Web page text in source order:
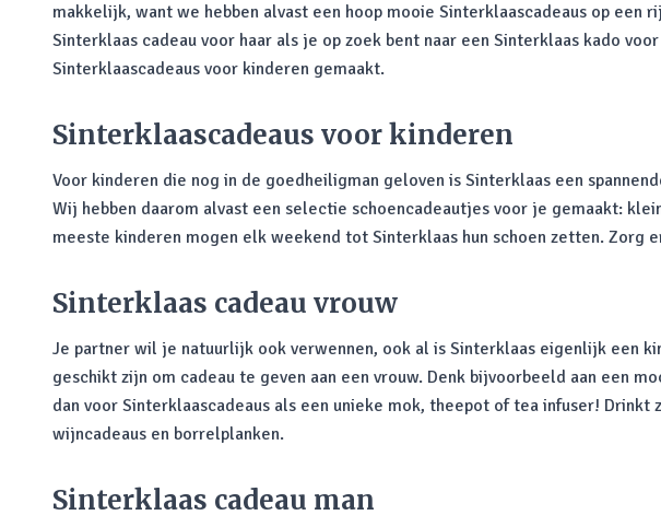
makkelijk, want we hebben alvast een hoop mooie Sinterklaascadeaus op een
Sinterklaas cadeau voor haar als je op zoek bent naar een Sinterklaas kado
Sinterklaascadeaus voor kinderen gemaakt.
Sinterklaascadeaus voor kinderen
Voor kinderen die nog in de goedheiligman geloven is Sinterklaas een
Wij hebben daarom alvast een selectie schoencadeautjes voor je gemaakt:
meeste kinderen mogen elk weekend tot Sinterklaas hun schoen zetten. Zorg
Sinterklaas cadeau vrouw
Je partner wil je natuurlijk ook verwennen, ook al is Sinterklaas eigenlijk een
geschikt zijn om cadeau te geven aan een vrouw. Denk bijvoorbeeld aan een
dan voor Sinterklaascadeaus als een unieke mok, theepot of tea infuser!
wijncadeaus en borrelplanken.
Sinterklaas cadeau man